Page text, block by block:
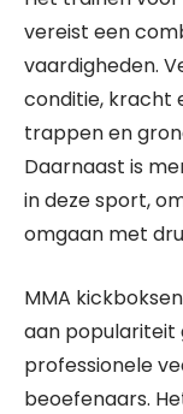
vereist een
vaardigheden.
conditie, kracht
trappen en
Daarnaast is
in deze sport,
omgaan met
MMA
aan populariteit
professionele
beoefenaars.